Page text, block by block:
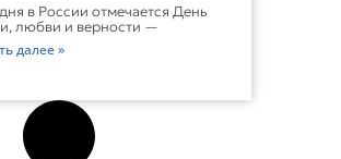
в России отмечается День
любви и верности —
далее »